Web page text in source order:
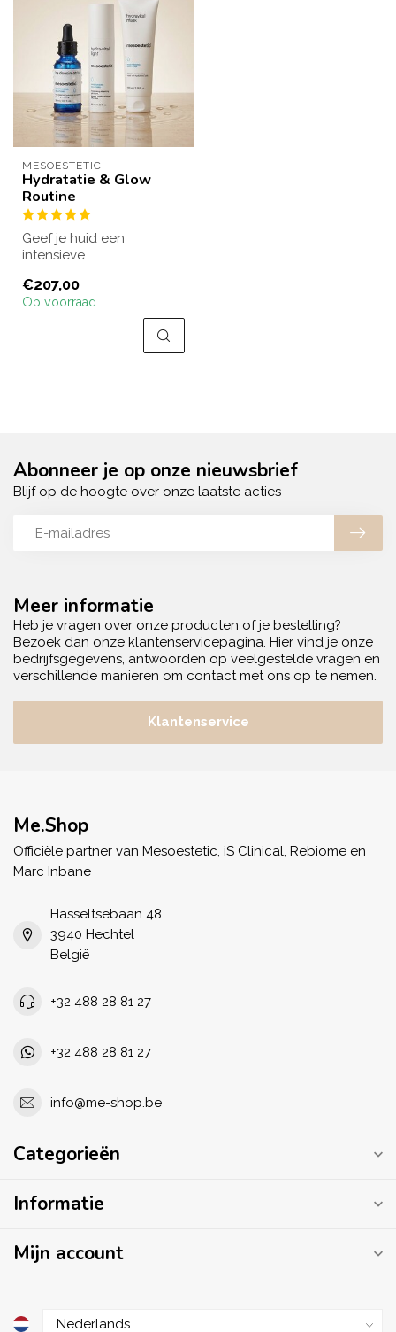
MESOESTETIC
Hydratatie & Glow
Routine
Geef je huid een
intensieve
herstel je natuurlijke glow.
Deze...
€207,00
Op voorraad
Meer informatie
Heb je vragen over onze producten of je bestelling?
Bezoek dan onze klantenservicepagina. Hier vind je onze
bedrijfsgegevens, antwoorden op veelgestelde vragen en
verschillende manieren om contact met ons op te nemen.
Klantenservice
Abonneer je op onze nieuwsbrief
Blijf op de hoogte over onze laatste acties
Me.Shop
Officiële partner van Mesoestetic, iS Clinical, Rebiome en
Marc Inbane
Hasseltsebaan 48
3940 Hechtel
België
+32 488 28 81 27
+32 488 28 81 27
info@me-shop.be
Categorieën
Informatie
Mijn account